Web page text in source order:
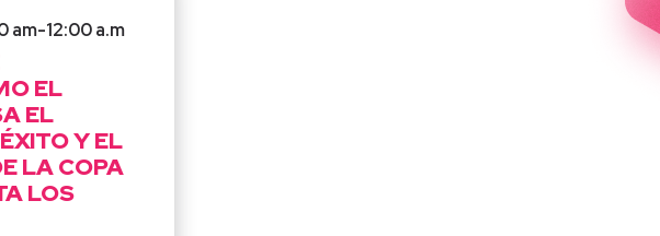
am-12:00 a.m
EL
EL
Y EL
LA COPA
LOS